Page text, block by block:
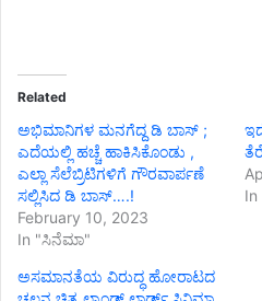
Related
ಅಭಿಮಾನಿಗಳ ಮನಗೆದ್ದ ಡಿ ಬಾಸ್ ;
ಎದೆಯಲ್ಲಿ ಹಚ್ಚೆ ಹಾಕಿಸಿಕೊಂಡು ,
ಎಲ್ಲಾ ಸೆಲೆಬ್ರಿಟಿಗಳಿಗೆ ಗೌರವಾರ್ಪಣೆ
ಸಲ್ಲಿಸಿದ ಡಿ ಬಾಸ್….!
February 10, 2023
In "ಸಿನೆಮಾ"
ಅಸಮಾನತೆಯ ವಿರುದ್ಧ ಹೋರಾಟದ